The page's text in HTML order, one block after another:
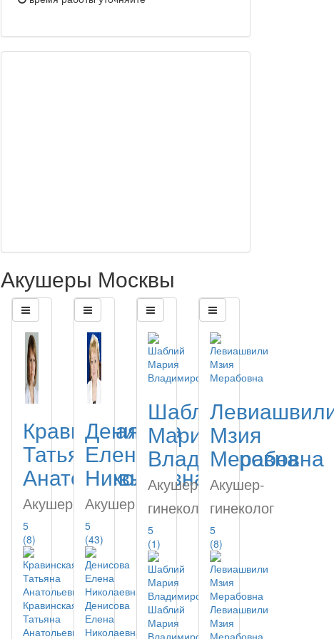
Акушеры Москвы
Кравинская
Татьяна
Анатольевна
Акушер
5
(8)
Кравинская
Татьяна
Анатольевна
Денисова
Елена
Николаевна
Акушер
5
(43)
Денисова
Елена
Николаевна
Шаблий
Мария
Владимировна
Акушер-
гинеколог
5
(1)
Шаблий
Мария
Владимировна
Мзия
Мерабовна
Акушер-
гинеколог
5
(8)
Левиашвили
Мзия
Мерабовна